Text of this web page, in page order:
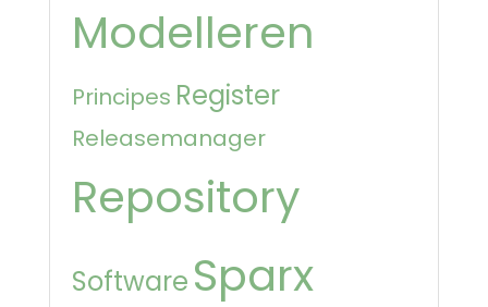
Modelleren
Principes Register
Releasemanager
Repository
Software Sparx